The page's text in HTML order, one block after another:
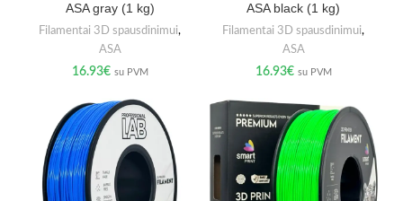
ASA gray (1 kg)
Filamentai 3D spausdinimui,
ASA
16.93€ su PVM
ASA black (1 kg)
Filamentai 3D spausdinimui,
ASA
16.93€ su PVM